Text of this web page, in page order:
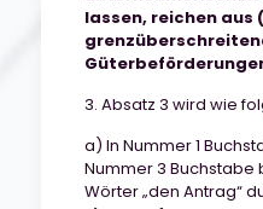
lassen, reichen aus
3. Absatz 3 wird wie
a) In Nummer 1
Nummer 3 Buchstabe
Wörter „den Antrag“